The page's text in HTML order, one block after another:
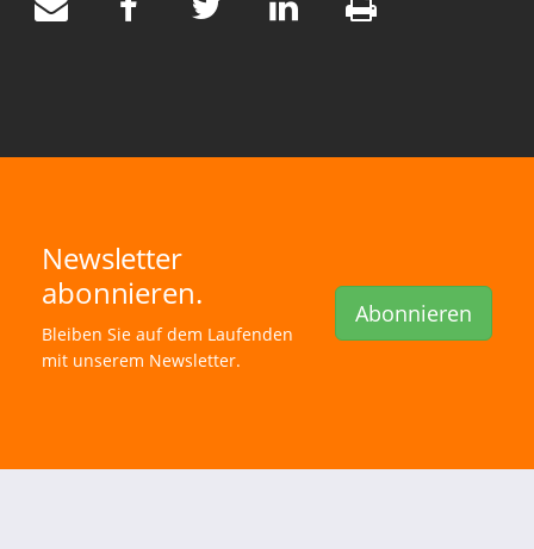
Newsletter
abonnieren.
Bleiben Sie auf dem Laufenden
mit unserem Newsletter.
Abonnieren